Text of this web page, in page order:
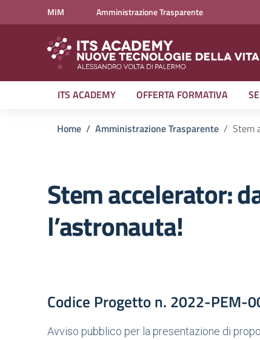
Vai ai contenuti
Vai al menu di navigazione
MIM Amministrazione Trasparente
ITS ACADEMY OFFERTA FORMATIVA
Home Amministrazione Trasparente Stem
Stem accelerator:
l’astronauta!
Codice Progetto n. 2022-PEM-
Avviso pubblico per la presentazione di